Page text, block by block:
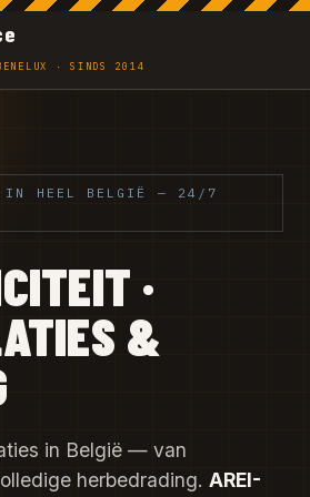
· SINDS 2014
IN HEEL BELGIË — 24/7
·
&
in België — van
herbedrading. AREI-